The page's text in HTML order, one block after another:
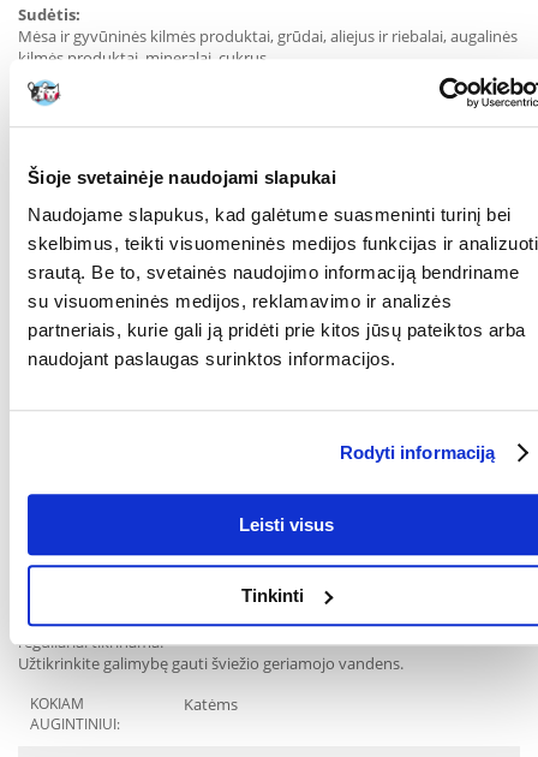
Šioje svetainėje naudojami slapukai
Naudojame slapukus, kad galėtume suasmeninti turinį bei
skelbimus, teikti visuomeninės medijos funkcijas ir analizuoti
srautą. Be to, svetainės naudojimo informaciją bendriname
su visuomeninės medijos, reklamavimo ir analizės
partneriais, kurie gali ją pridėti prie kitos jūsų pateiktos arba
naudojant paslaugas surinktos informacijos.
Rodyti informaciją
Leisti visus
Tinkinti
Sudėtis:
Mėsa ir gyvūninės kilmės produktai, grūdai, aliejus ir riebalai, augalinės
kilmės produktai, mineralai, cukrus
Priedai 1 kg
Vitaminas D3: 350 UI, geležies: 11 mg, jodo: 0,4 mg, vario: 3,5 mg,
Baltymai: 7,1 %, riebalai: 6,1 %, pelenai: 1,5 %, skaidulinės medžiagos:
0,9 %, drėgmė: 79,6 %, EFA: 1,76 %, EPA ir DHA: 0,12 %.
Maitinimo rekomendacijos:
Suaugusios katės kūno svoris (kg) Nepakankamas svoris Normalus
svoris Viršsvoris
per dieną
6 4 3 2 1/2
Tikslias dozes rekomenduos veterinarijos gydytojas, atlikęs anamnezę
ir apžiūrą.
Šio maisto negalima naudoti nepasitarus su gydytoju, o katė gydymo
ir maisto vartojimo metu turi būti prižiūrima veterinarijos gydytojo ir
reguliariai tikrinama.
Užtikrinkite galimybę gauti šviežio geriamojo vandens.
KOKIAM
AUGINTINIUI:
Katėms